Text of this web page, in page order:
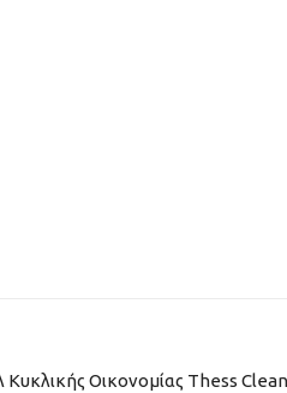
Κυκλικής Οικονομίας Thess